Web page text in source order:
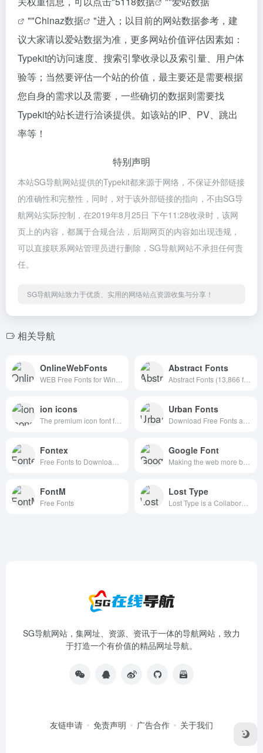
""Chinaz数据
"进入；以目前的网站数据参考，建
议大家请以爱站数据为准，更多网站价值评估因素如：
Typekit的访问速度、搜索引擎收录以及索引量、用户体
验等；当然要评估一个站的价值，最主要还是需要根据
您自身的需求以及需要，一些确切的数据则需要找
Typekit的站长进行洽谈提供。如该站的IP、PV、跳出
率等！
特别声明
本站SG导航网站提供的Typekit都来源于网络，不保证外部链接
的准确性和完整性，同时，对于该外部链接的指向，不由SG导
航网站实际控制，在2019年8月25日 下午11:28收录时，该网
页上的内容，都属于合规合法，后期网页的内容如出现违规，
可以直接联系网站管理员进行删除，SG导航网站不承担任何责
任。
SG导航网站致力于优质、实用的网络站点资源收集与分享！
相关导航
OnlineWebFonts Abstract Fonts
ion icons Urban Fonts
Fontex Google Font
FontM
Free Fonts
Lost Type
SG导航网站，集网址、资源、资讯于一体的导航网站，致力
于打造一个有价值的精品网址导航。
友链申请 免责声明 广告合作 关于我们